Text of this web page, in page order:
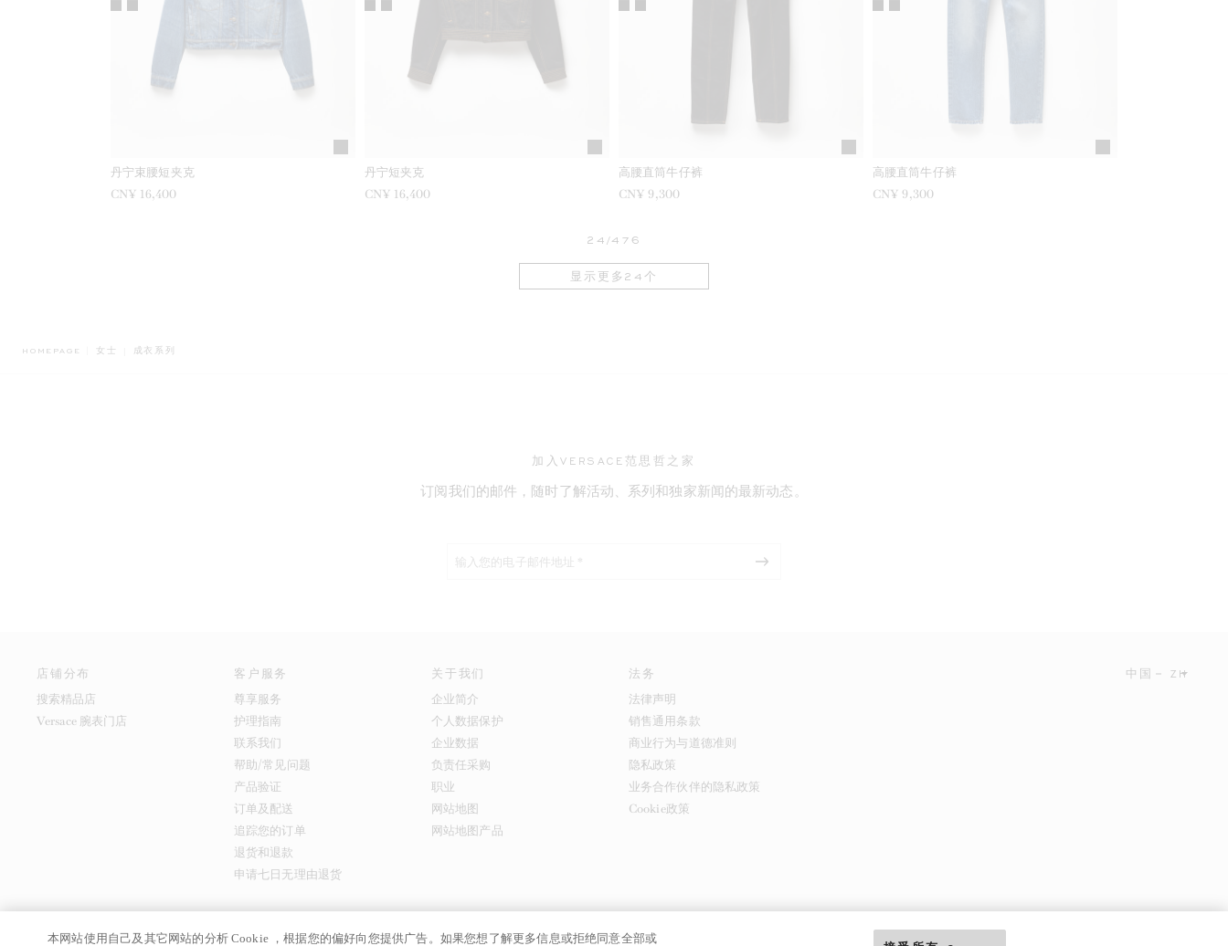
丹宁束腰短夹克
CN¥ 16,400
丹宁短夹克
CN¥ 16,400
高腰直筒牛仔裤
CN¥ 9,300
高腰直筒牛仔裤
CN¥ 9,300
24/476
显示更多24个
HOMEPAGE 女士 BREADCRUMB.ADA.LABEL.CURRENT
成衣系列
加入VERSACE范思哲之家
订阅我们的邮件，随时了解活动、系列和独家新闻的最新动态。
店铺分布
搜索精品店
Versace 腕表门店
客户服务
尊享服务
护理指南
联系我们
帮助/常见问题
产品验证
订单及配送
追踪您的订单
退货和退款
申请七日无理由退货
关于我们
企业简介
个人数据保护
企业数据
负责任采购
职业
网站地图
网站地图产品
法务
法律声明
销售通用条款
商业行为与道德准则
隐私政策
业务合作伙伴的隐私政策
Cookie政策
中国 ZH
© GIANNI VERSACE S.R.L. P.IVA IT04636090963 京ICP备17024039号
本网站使用自己及其它网站的分析 Cookie ，根据您的偏好向您提供广告。如果您想了解更多信息或拒绝同意全部或